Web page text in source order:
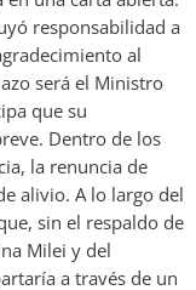
responsabilidad a
al
será el Ministro
que su
Dentro de los
la renuncia de
alivio. A lo largo del
sin el respaldo de
Milei y del
a través de un